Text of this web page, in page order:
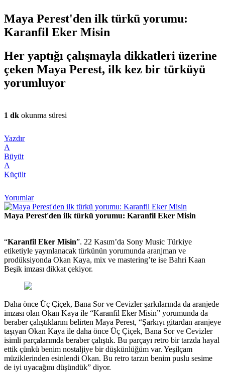
Maya Perest'den ilk türkü yorumu:
Karanfil Eker Misin
Her yaptığı çalışmayla dikkatleri üzerine
çeken Maya Perest, ilk kez bir türküyü
yorumluyor
1 dk okunma süresi
Yazdır
A
Büyüt
A
Küçült
Yorumlar
Maya Perest'den ilk türkü yorumu: Karanfil Eker Misin
“Karanfil Eker Misin”. 22 Kasım’da Sony Music Türkiye
etiketiyle yayınlanacak türkünün yorumunda aranjman ve
prodüksiyonda Okan Kaya, mix ve mastering’te ise Bahri Kaan
Beşik imzası dikkat çekiyor.
Daha önce Üç Çiçek, Bana Sor ve Cevizler şarkılarında da aranjede
imzası olan Okan Kaya ile “Karanfil Eker Misin” yorumunda da
beraber çalıştıklarını belirten Maya Perest, “Şarkıyı gitardan aranjeye
taşıyan Okan Kaya ile daha önce Üç Çiçek, Bana Sor ve Cevizler
isimli parçalarımda beraber çalıştık. Bu parçayı retro bir tarzda hayal
ettik çünkü benim nostaljiye bir düşkünlüğüm var. Yeşilçam
müziklerinden esinlendi Okan. Bu retro tarzın benim puslu sesime
de iyi uyacağını düşündük” diyor.